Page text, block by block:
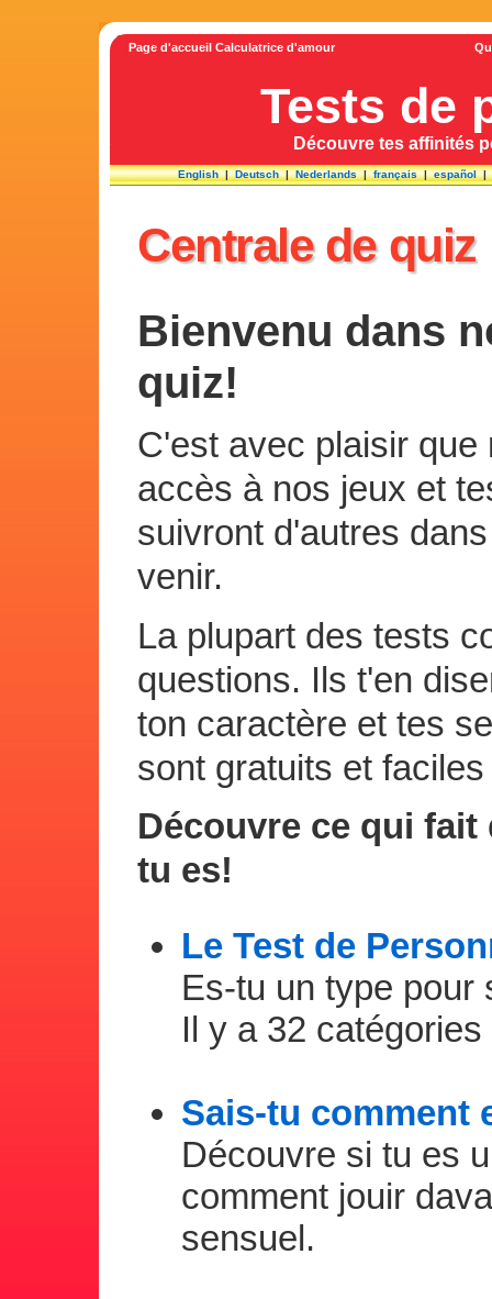
Page d'accueil Calculatrice d'amour
Tests de
Découvre tes affinités
English|Deutsch|Nederlands|français|español|
Centrale de quiz
Bienvenu dans
quiz!
C'est avec plaisir
accès à nos jeux et
suivront d'autres
venir.
La plupart des tests
questions. Ils t'en
ton caractère et tes
sont gratuits et
Découvre ce qui
tu es!
Le Test de
Es-tu un type pour
Il y a 32
Sais-tu comment
Découvre si tu es
comment jouir
sensuel.